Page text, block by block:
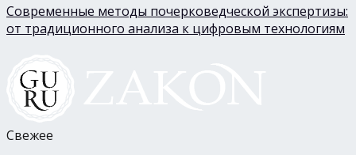
Современные методы почерковедческой экспертизы:
от традиционного анализа к цифровым технологиям
Свежее